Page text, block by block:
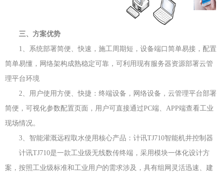
三、方案优势
1、系统部署简便、快速，施工周期短，设备端口简单易接，配置
简单易懂，网络架构成熟稳定可靠，可利用现有服务器资源部署云管
理平台环境
2、用户使用方便、快捷：终端设备，网络设备，云管理平台部署
简便，可视化参数配置页面，用户可直接通过PC端、APP端查看工业
现场情况。
3、智能灌溉远程取水使用核心产品：计讯TJ710智能机井控制器
计讯TJ710是一款工业级无线数传终端，采用模块一体化设计方
案，按照工业级标准和工业用户的需求涉及，具有组网灵活迅速、建